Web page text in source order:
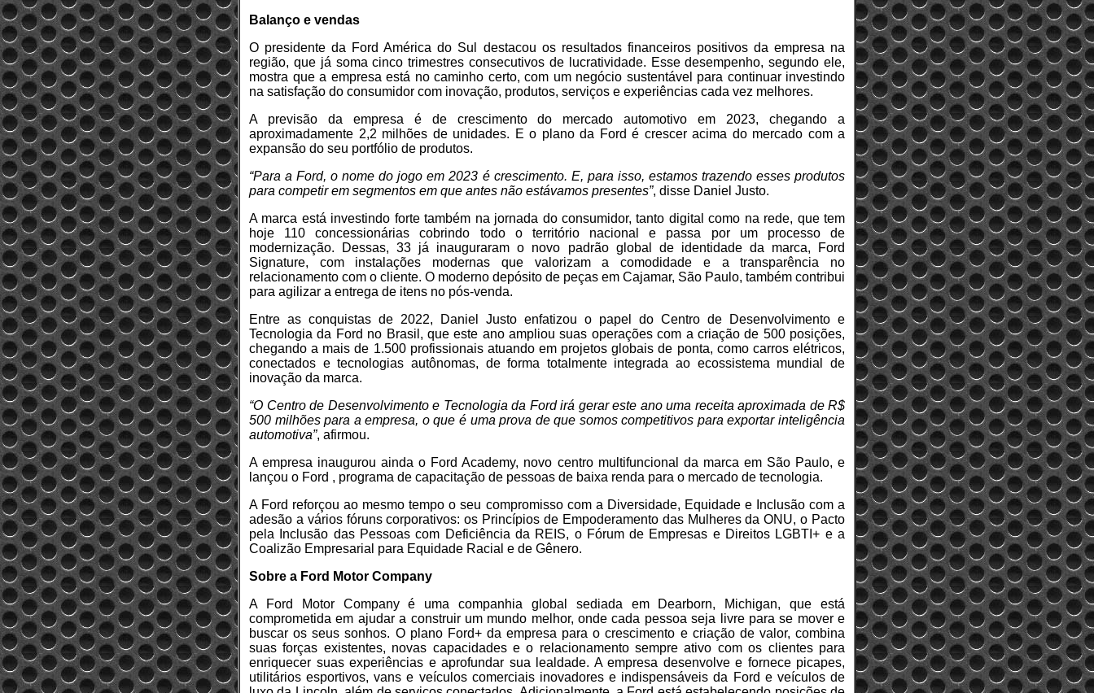
Balanço e vendas
O presidente da Ford América do Sul destacou os resultados financeiros positivos da empresa na
região, que já soma cinco trimestres consecutivos de lucratividade. Esse desempenho, segundo ele,
mostra que a empresa está no caminho certo, com um negócio sustentável para continuar investindo
na satisfação do consumidor com inovação, produtos, serviços e experiências cada vez melhores.
A previsão da empresa é de crescimento do mercado automotivo em 2023, chegando a
aproximadamente 2,2 milhões de unidades. E o plano da Ford é crescer acima do mercado com a
expansão do seu portfólio de produtos.
“Para a Ford, o nome do jogo em 2023 é crescimento. E, para isso, estamos trazendo esses produtos
para competir em segmentos em que antes não estávamos presentes”, disse Daniel Justo.
A marca está investindo forte também na jornada do consumidor, tanto digital como na rede, que tem
hoje 110 concessionárias cobrindo todo o território nacional e passa por um processo de
modernização. Dessas, 33 já inauguraram o novo padrão global de identidade da marca, Ford
Signature, com instalações modernas que valorizam a comodidade e a transparência no
relacionamento com o cliente. O moderno depósito de peças em Cajamar, São Paulo, também contribui
para agilizar a entrega de itens no pós-venda.
Entre as conquistas de 2022, Daniel Justo enfatizou o papel do Centro de Desenvolvimento e
Tecnologia da Ford no Brasil, que este ano ampliou suas operações com a criação de 500 posições,
chegando a mais de 1.500 profissionais atuando em projetos globais de ponta, como carros elétricos,
conectados e tecnologias autônomas, de forma totalmente integrada ao ecossistema mundial de
inovação da marca.
“O Centro de Desenvolvimento e Tecnologia da Ford irá gerar este ano uma receita aproximada de R$
500 milhões para a empresa, o que é uma prova de que somos competitivos para exportar inteligência
automotiva”, afirmou.
A empresa inaugurou ainda o Ford Academy, novo centro multifuncional da marca em São Paulo, e
lançou o Ford , programa de capacitação de pessoas de baixa renda para o mercado de tecnologia.
A Ford reforçou ao mesmo tempo o seu compromisso com a Diversidade, Equidade e Inclusão com a
adesão a vários fóruns corporativos: os Princípios de Empoderamento das Mulheres da ONU, o Pacto
pela Inclusão das Pessoas com Deficiência da REIS, o Fórum de Empresas e Direitos LGBTI+ e a
Coalizão Empresarial para Equidade Racial e de Gênero.
Sobre a Ford Motor Company
A Ford Motor Company é uma companhia global sediada em Dearborn, Michigan, que está
comprometida em ajudar a construir um mundo melhor, onde cada pessoa seja livre para se mover e
buscar os seus sonhos. O plano Ford+ da empresa para o crescimento e criação de valor, combina
suas forças existentes, novas capacidades e o relacionamento sempre ativo com os clientes para
enriquecer suas experiências e aprofundar sua lealdade. A empresa desenvolve e fornece picapes,
utilitários esportivos, vans e veículos comerciais inovadores e indispensáveis da Ford e veículos de